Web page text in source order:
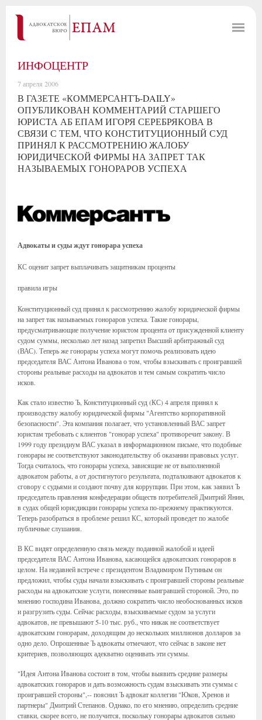
ИНФОЦЕНТР
7 апреля 2006
В ГАЗЕТЕ «КОММЕРСАНТЪ-DAILY»
ОПУБЛИКОВАН КОММЕНТАРИЙ СТАРШЕГО
ЮРИСТА АБ ЕПАМ ИГОРЯ СЕРЕБРЯКОВА В
СВЯЗИ С ТЕМ, ЧТО КОНСТИТУЦИОННЫЙ СУД
ПРИНЯЛ К РАССМОТРЕНИЮ ЖАЛОБУ
ЮРИДИЧЕСКОЙ ФИРМЫ НА ЗАПРЕТ ТАК
НАЗЫВАЕМЫХ ГОНОРАРОВ УСПЕХА
Адвокаты и суды ждут гонорара успеха
КС оценит запрет выплачивать защитникам проценты
правила игры
Конституционный суд принял к рассмотрению жалобу юридической фирмы
на запрет так называемых гонораров успеха. Такие гонорары,
предусматривающие получение юристом процента от присужденной клиенту
судом суммы, несколько лет назад запретил Высший арбитражный суд
(ВАС). Теперь же гонорары успеха могут помочь реализовать идею
председателя ВАС Антона Иванова о том, чтобы взыскивать с проигравшей
стороны реальные расходы на адвокатов и тем самым сократить число
исков.
Как стало известно Ъ, Конституционный суд (КС) 4 апреля принял к
производству жалобу юридической фирмы "Агентство корпоративной
безопасности". Эта компания полагает, что установленный ВАС запрет
юристам требовать с клиентов "гонорар успеха" противоречит закону. В
1999 году президиум ВАС указал в информационном письме, что подобные
гонорары не соответствуют законодательству об оказании правовых услуг.
Тогда считалось, что гонорары успеха, зависящие не от выполненной
адвокатом работы, а от достигнутого результата, подталкивают адвокатов к
сговору с судьями и создают почву для коррупции. При этом, как заявил Ъ
председатель правления конфедерации обществ потребителей Дмитрий Янин,
в судах общей юрисдикции гонорары успеха по-прежнему практикуются.
Теперь разобраться в проблеме решил КС, который проведет по жалобе
публичные слушания.
В КС видят определенную связь между поданной жалобой и идеей
председателя ВАС Антона Иванова, касающейся адвокатских гонораров в
целом. На недавней встрече с президентом Владимиром Путиным он
предложил, чтобы суды начали взыскивать с проигравшей стороны реальные
расходы на адвокатские услуги, понесенные выигравшей стороной. Это, по
мнению господина Иванова, должно сократить число необоснованных исков
и разгрузить суды. Сейчас расходы, взыскиваемые судом за услуги
адвокатов, не превышают 5-10 тыс. руб., что никак не соответствует
адвокатским гонорарам, доходящим до нескольких миллионов долларов за
одно дело. Опрошенные Ъ адвокаты отмечают, что сейчас в законе нет
критериев, позволяющих адекватно оценивать эти суммы.
"Идея Антона Иванова состоит в том, чтобы выявить средние размеры
адвокатских гонораров и дать возможность судам взыскивать эти суммы с
проигравшей стороны",-- пояснил Ъ адвокат коллегии "Юков, Хренов и
партнеры" Дмитрий Степанов. Однако, по его мнению, определить средние
ставки, скорее всего, не получится, поскольку гонорары адвокатов сильно